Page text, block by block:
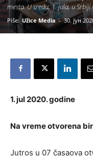
mesta. U sredu, 1. jula, u
Piše: Užice Media - 30. јун
1. jul 2020. godine
Na vreme otvorena
Jutros u 07 časaova